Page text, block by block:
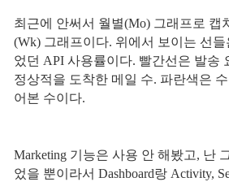
최근에 안써서 월별(Mo) 그래프로 캡
(Wk) 그래프이다. 위에서 보이는 선들
었던 API 사용률이다. 빨간선은 발송
정상적을 도착한 메일 수. 파란색은
어본 수이다.
Marketing 기능은 사용 안 해봤고, 난
었을 뿐이라서 Dashboard랑 Activity,